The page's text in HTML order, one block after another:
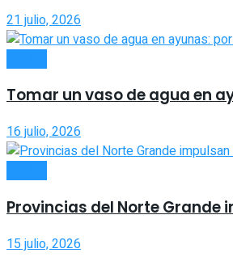
21 julio, 2026
Tomar un vaso de agua en
16 julio, 2026
Provincias del Norte
15 julio, 2026